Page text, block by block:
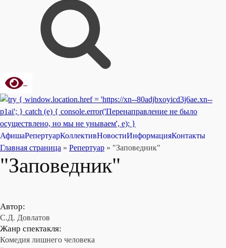
АфишаРепертуарКоллективНовостиИнформацияКонтакты
Главная страница » Репертуар » "Заповедник"
"Заповедник"
Автор:
С.Д. Довлатов
Жанр спектакля:
Комедия лишнего человека